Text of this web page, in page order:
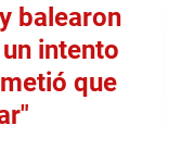
balearon
intento
que